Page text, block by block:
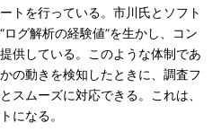
トを行っている。市川氏とソフト
グ解析の経験値”を生かし、コン
供している。このような体制であ
の動きを検知したときに、調査フ
スムーズに対応できる。これは、
になる。